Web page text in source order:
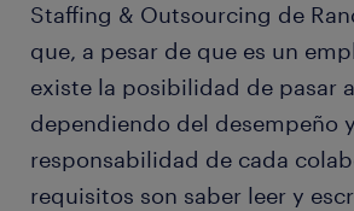
Staffing & Outsourcing de
que, a pesar de que es un
existe la posibilidad de pasar
dependiendo del desempeño
responsabilidad de cada
requisitos son saber leer y